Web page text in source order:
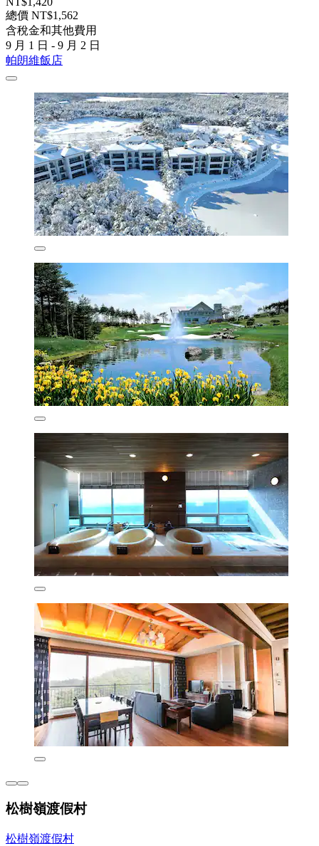
總價 NT$1,562
含稅金和其他費用
9 月 1 日 - 9 月 2 日
帕朗維飯店
松樹嶺渡假村
松樹嶺渡假村